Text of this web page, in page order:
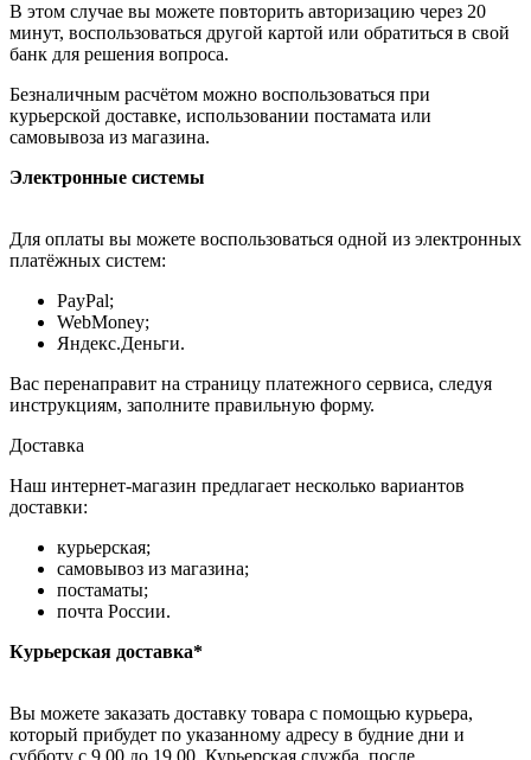
В этом случае вы можете повторить авторизацию через 20
минут, воспользоваться другой картой или обратиться в свой
банк для решения вопроса.
Безналичным расчётом можно воспользоваться при
курьерской доставке, использовании постамата или
самовывоза из магазина.
Электронные системы
Для оплаты вы можете воспользоваться одной из электронных
платёжных систем:
PayPal;
WebMoney;
Яндекс.Деньги.
Вас перенаправит на страницу платежного сервиса, следуя
инструкциям, заполните правильную форму.
Доставка
Наш интернет-магазин предлагает несколько вариантов
доставки:
курьерская;
самовывоз из магазина;
постаматы;
почта России.
Курьерская доставка*
Вы можете заказать доставку товара с помощью курьера,
который прибудет по указанному адресу в будние дни и